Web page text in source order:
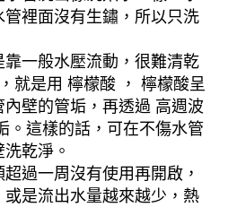
裡面沒有生鏽，所以只洗
一般水壓流動，很難清乾
就是用 檸檬酸 ， 檸檬酸呈
壁的管垢，再透過 高週波
。這樣的話，可在不傷水管
乾淨。
過一周沒有使用再開啟，
是流出水量越來越少，熱